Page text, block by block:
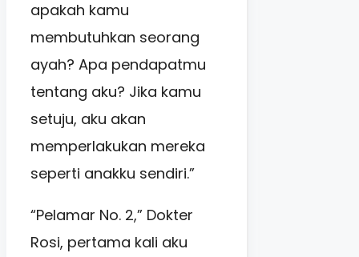
apakah kamu
membutuhkan seorang
ayah? Apa pendapatmu
tentang aku? Jika kamu
setuju, aku akan
memperlakukan mereka
seperti anakku sendiri.”
“Pelamar No. 2,” Dokter
Rosi, pertama kali aku